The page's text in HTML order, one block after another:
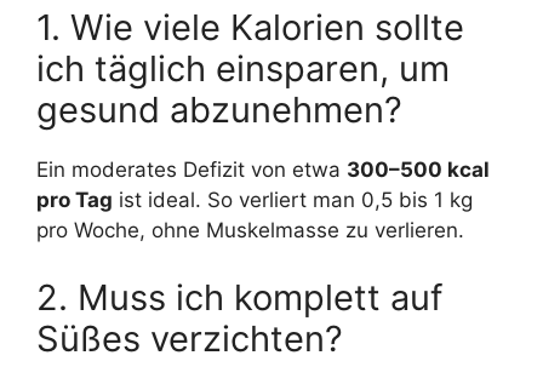
1. Wie viele Kalorien sollte
ich täglich einsparen, um
gesund abzunehmen?
Ein moderates Defizit von etwa 300–500 kcal
pro Tag ist ideal. So verliert man 0,5 bis 1 kg
pro Woche, ohne Muskelmasse zu verlieren.
2. Muss ich komplett auf
Süßes verzichten?